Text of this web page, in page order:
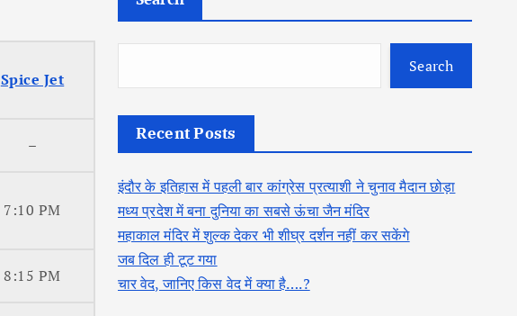
Spice Jet
–
7:10 PM
8:15 PM
Search
Recent Posts
इंदौर के इतिहास में पहली बार कांग्रेस प्रत्याशी ने चुनाव मैदान छोड़ा
मध्य प्रदेश में बना दुनिया का सबसे ऊंचा जैन मंदिर
महाकाल मंदिर में शुल्क देकर भी शीघ्र दर्शन नहीं कर सकेंगे
जब दिल ही टूट गया
चार वेद, जानिए किस वेद में क्या है….?